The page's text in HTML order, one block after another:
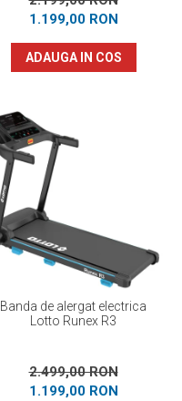
1.199,00 RON
ADAUGA IN COS
Banda de alergat electrica
Lotto Runex R3
2.499,00 RON
1.199,00 RON